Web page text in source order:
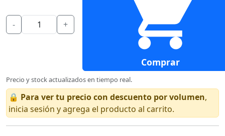
- +
Comprar
Precio y stock actualizados en tiempo real.
🔒 Para ver tu precio con descuento por volumen,
inicia sesión y agrega el producto al carrito.